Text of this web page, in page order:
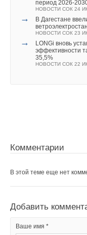
период 2026-2030
НОВОСТИ СОК 24
→
В Дагестане
НОВОСТИ СОК 23
→
LONGi вновь
эффективности
35,5%
НОВОСТИ СОК 22
Комментарии
В этой теме еще нет
Добавить
Ваше имя *
масштабного проекта
Малмыжского
различных
мегаватт. Проект
строительство